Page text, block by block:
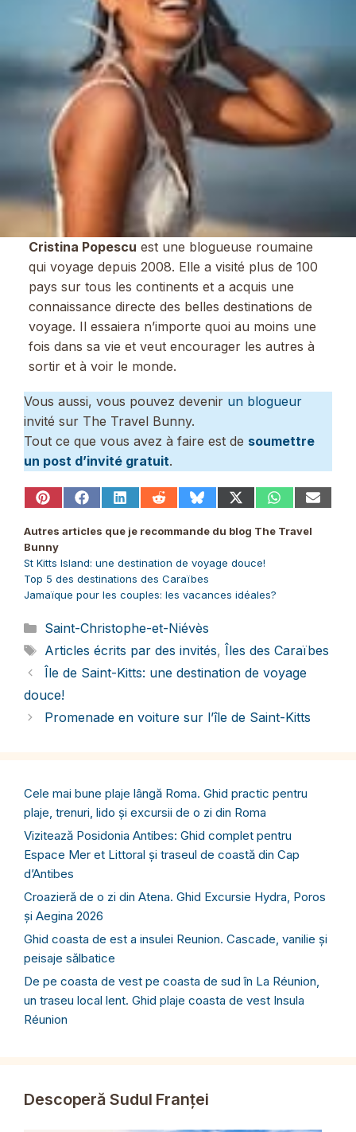
Cristina Popescu est une blogueuse roumaine
qui voyage depuis 2008. Elle a visité plus de 100
pays sur tous les continents et a acquis une
connaissance directe des belles destinations de
voyage. Il essaiera n’importe quoi au moins une
fois dans sa vie et veut encourager les autres à
sortir et à voir le monde.
Vous aussi, vous pouvez devenir un blogueur
invité sur The Travel Bunny.
Tout ce que vous avez à faire est de soumettre
un post d’invité gratuit.
Share
Pinterest
Share
Facebook
Share
LinkedIn
Share
Reddit
Share
Bluesky
Share
X
(Twitter)
Share
WhatsApp
Share
Autres articles que je recommande du blog The Travel
Bunny
St Kitts Island: une destination de voyage douce!
Top 5 des destinations des Caraïbes
Jamaïque pour les couples: les vacances idéales?
Catégories
Saint-Christophe-et-Niévès
Étiquettes
Articles écrits par des invités, Îles des Caraïbes
Île de Saint-Kitts: une destination de voyage
douce!
Promenade en voiture sur l’île de Saint-Kitts
Cele mai bune plaje lângă Roma. Ghid practic pentru
plaje, trenuri, lido și excursii de o zi din Roma
Vizitează Posidonia Antibes: Ghid complet pentru
Espace Mer et Littoral și traseul de coastă din Cap
d’Antibes
Croazieră de o zi din Atena. Ghid Excursie Hydra, Poros
și Aegina 2026
Ghid coasta de est a insulei Reunion. Cascade, vanilie și
peisaje sălbatice
De pe coasta de vest pe coasta de sud în La Réunion,
un traseu local lent. Ghid plaje coasta de vest Insula
Réunion
Descoperă Sudul Franței